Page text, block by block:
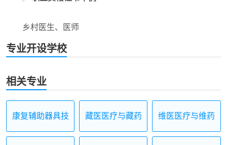
乡村医生、医师
专业开设学校
相关专业
康复辅助器具技
藏医医疗与藏药 维医医疗与维药